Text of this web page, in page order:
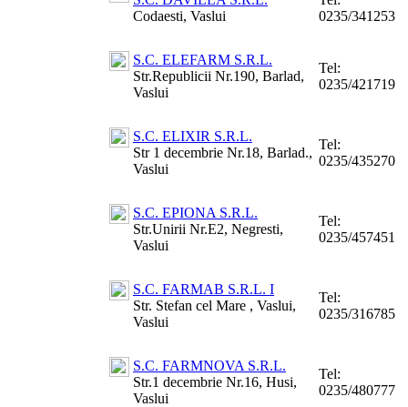
Codaesti, Vaslui
0235/341253
S.C. ELEFARM S.R.L.
Str.Republicii Nr.190, Barlad,
Vaslui
Tel:
0235/421719
S.C. ELIXIR S.R.L.
Str 1 decembrie Nr.18, Barlad.,
Vaslui
Tel:
0235/435270
S.C. EPIONA S.R.L.
Str.Unirii Nr.E2, Negresti,
Vaslui
Tel:
0235/457451
S.C. FARMAB S.R.L. I
Str. Stefan cel Mare , Vaslui,
Vaslui
Tel:
0235/316785
S.C. FARMNOVA S.R.L.
Str.1 decembrie Nr.16, Husi,
Vaslui
Tel:
0235/480777